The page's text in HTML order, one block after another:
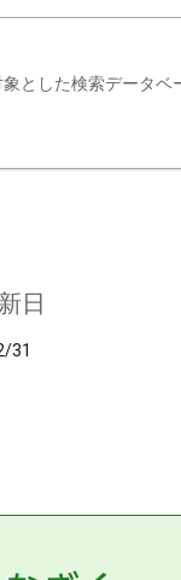
とした検索データベ
日
31